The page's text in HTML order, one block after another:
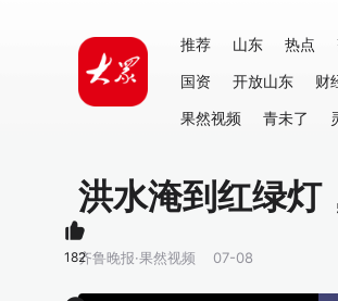
推荐 山东 热点
国资
开放山东 财
果然视频
青未了
洪水淹到红绿
齐鲁晚报·果然视频 07-08
182